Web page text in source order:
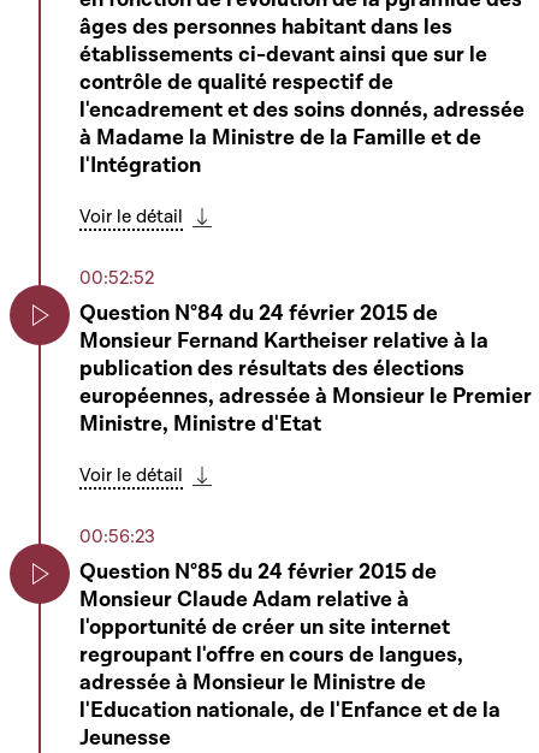
âges des personnes habitant dans les
établissements ci-devant ainsi que sur le
contrôle de qualité respectif de
l'encadrement et des soins donnés, adressée
à Madame la Ministre de la Famille et de
l'Intégration
Voir le détail
00:52:52
Question N°84 du 24 février 2015 de
Monsieur Fernand Kartheiser relative à la
publication des résultats des élections
européennes, adressée à Monsieur le Premier
Ministre, Ministre d'Etat
Voir le détail
00:56:23
Question N°85 du 24 février 2015 de
Monsieur Claude Adam relative à
l'opportunité de créer un site internet
regroupant l'offre en cours de langues,
adressée à Monsieur le Ministre de
l'Education nationale, de l'Enfance et de la
Jeunesse
commission parlementaire
Mars Di Bartolomeo
Télécharger cette séquence
01:31:48
6738 - Proposition de loi portant
différentes questions en relation avec
Rapporteur : Monsieur Alex Bodry
Voir le détail
Télécharger cette séquence
02:30:04
Dépôt d'une proposition de loi par M. Claude
02:32:05
6738 - Proposition de loi portant
organisation d'un référendum national sur
différentes questions en relation avec
l'élaboration d'une nouvelle Constitution
(suite) - Rapporteur : Monsieur Alex Bodry